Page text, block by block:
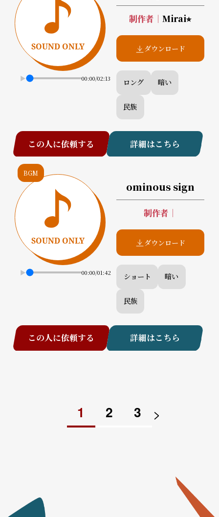
00:00/02:13
制作者 ｜Mirai⭐︎
ダウンロード
ロング 暗い
民族
この人に依頼する 詳細はこちら
BGM
00:00/01:42
ominous sign
制作者 ｜
ダウンロード
ショート 暗い
民族
この人に依頼する 詳細はこちら
1 2 3